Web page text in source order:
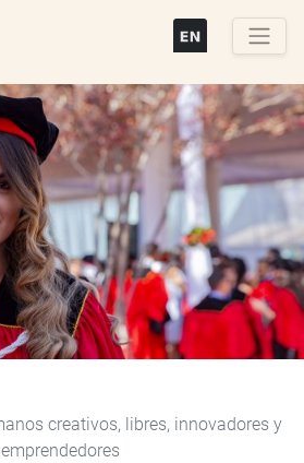
principal
Next
creativos, libres, innovadores y
emprendedores